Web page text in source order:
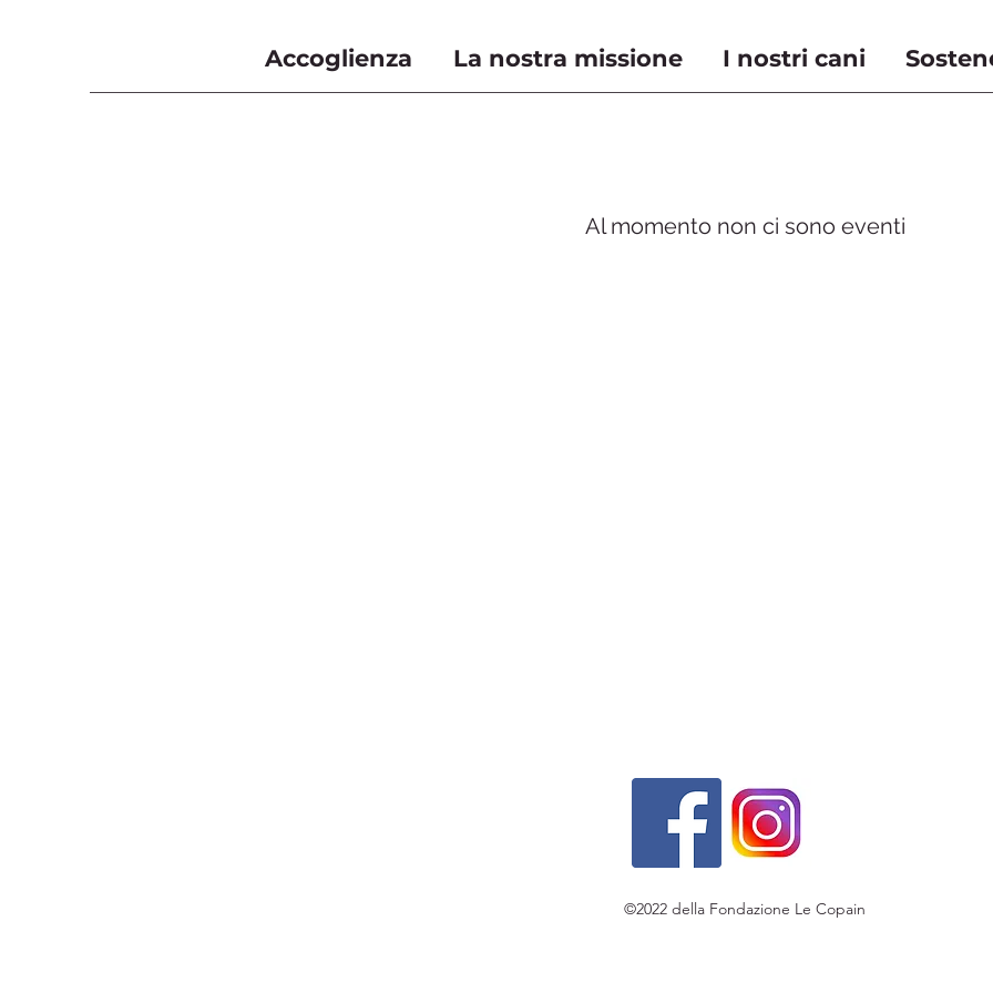
Accoglienza La nostra missione I nostri cani
Al momento non ci sono eventi
©2022 della Fondazione Le Copain